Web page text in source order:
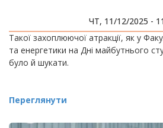
ЧТ, 11/12/2025 -
Такої захоплюючої атракції, як у
та енергетики на Дні майбутнього
було й шукати.
Переглянути